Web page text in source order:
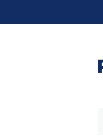
überspringen